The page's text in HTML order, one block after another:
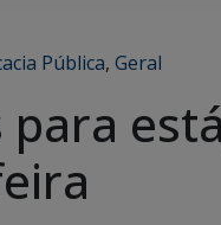
Pública, Geral
para